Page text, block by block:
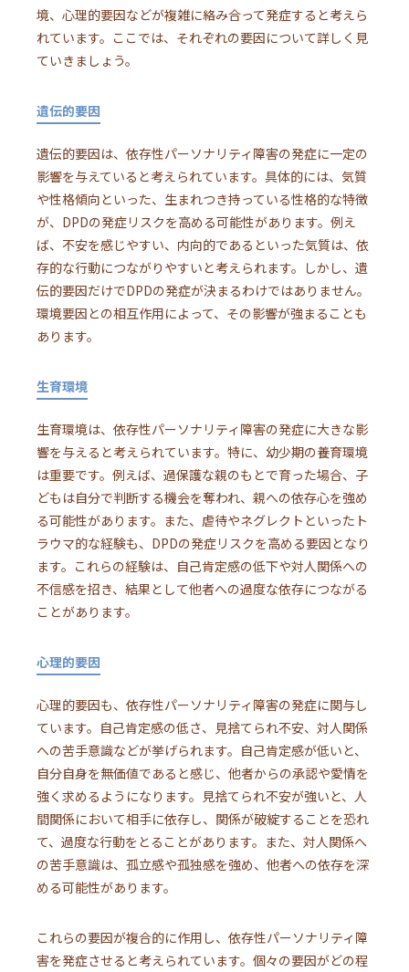
境、心理的要因などが複雑に絡み合って発症すると考えら
れています。ここでは、それぞれの要因について詳しく見
ていきましょう。
遺伝的要因
遺伝的要因は、依存性パーソナリティ障害の発症に一定の
影響を与えていると考えられています。具体的には、気質
や性格傾向といった、生まれつき持っている性格的な特徴
が、DPDの発症リスクを高める可能性があります。例え
ば、不安を感じやすい、内向的であるといった気質は、依
存的な行動につながりやすいと考えられます。しかし、遺
伝的要因だけでDPDの発症が決まるわけではありません。
環境要因との相互作用によって、その影響が強まることも
あります。
生育環境
生育環境は、依存性パーソナリティ障害の発症に大きな影
響を与えると考えられています。特に、幼少期の養育環境
は重要です。例えば、過保護な親のもとで育った場合、子
どもは自分で判断する機会を奪われ、親への依存心を強め
る可能性があります。また、虐待やネグレクトといったト
ラウマ的な経験も、DPDの発症リスクを高める要因となり
ます。これらの経験は、自己肯定感の低下や対人関係への
不信感を招き、結果として他者への過度な依存につながる
ことがあります。
心理的要因
心理的要因も、依存性パーソナリティ障害の発症に関与し
ています。自己肯定感の低さ、見捨てられ不安、対人関係
への苦手意識などが挙げられます。自己肯定感が低いと、
自分自身を無価値であると感じ、他者からの承認や愛情を
強く求めるようになります。見捨てられ不安が強いと、人
間関係において相手に依存し、関係が破綻することを恐れ
て、過度な行動をとることがあります。また、対人関係へ
の苦手意識は、孤立感や孤独感を強め、他者への依存を深
める可能性があります。
これらの要因が複合的に作用し、依存性パーソナリティ障
害を発症させると考えられています。個々の要因がどの程